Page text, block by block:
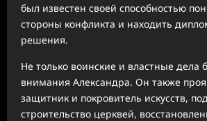
был известен своей способностью
стороны конфликта и находить
решения.
Не только воинские и властные дела
внимания Александра. Он также
защитник и покровитель искусств,
строительство церквей,